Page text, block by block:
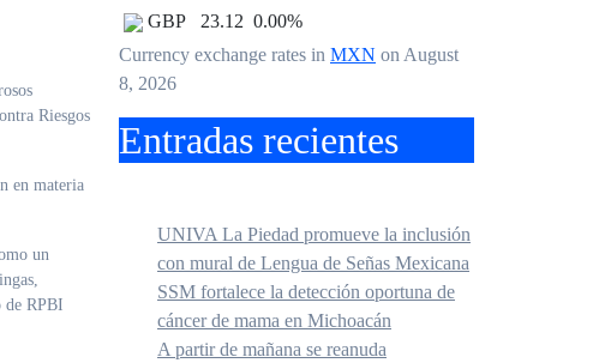
Riesgos
en materia
un
de RPBI
GBP
23.12 0.00%
Currency exchange rates in MXN on August
8, 2026
Entradas recientes
UNIVA La Piedad promueve la inclusión
con mural de Lengua de Señas Mexicana
SSM fortalece la detección oportuna de
cáncer de mama en Michoacán
A partir de mañana se reanuda